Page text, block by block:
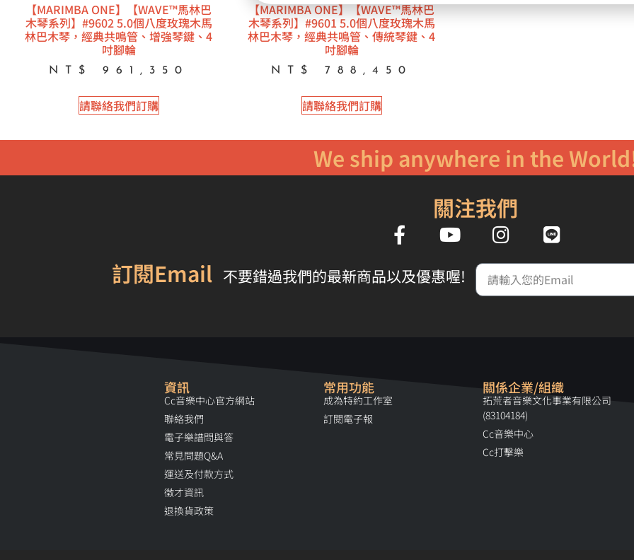
【MARIMBA ONE】【WAVE™馬林巴
木琴系列】#9602 5.0個八度玫瑰木馬
林巴木琴，經典共鳴管、增強琴鍵、4
吋腳輪
NT$ 961,350
請聯絡我們訂購
【MARIMBA ONE】【WAVE™馬林巴
木琴系列】#9601 5.0個八度玫瑰木馬
林巴木琴，經典共鳴管、傳統琴鍵、4
吋腳輪
NT$ 788,450
請聯絡我們訂購
We ship anywhere in the
關注我們
訂閱Email 不要錯過我們的最新商品以及優惠喔!
資訊
Cc音樂中心官方網站
聯絡我們
電子樂譜問與答
常見問題Q&A
運送及付款方式
徵才資訊
退換貨政策
常用功能
成為特約工作室
訂閱電子報
關係企業/組織
拓荒者音樂文化事業有限公司
(83104184)
Cc音樂中心
Cc打擊樂